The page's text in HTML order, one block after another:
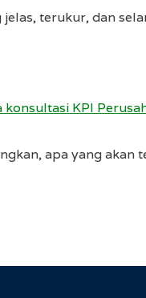
terukur, dan
konsultasi KPI
apa yang